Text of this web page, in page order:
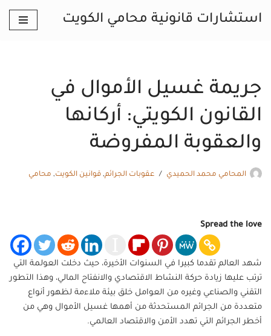
استشارات قانونية محامي الكويت
جريمة غسيل الأموال في
القانون الكويتي: أركانها
والعقوبة المفروضة
المحامي محمد الحميدي عقوبات الجرائم, قوانين الكويت, محامي
Spread the love
شهد العالم تقدما كبيرا في السنوات الأخيرة، حيث دخلت العولمة التي
ترتب عليها زيادة حركة النشاط الاقتصادي والانفتاح المالي، وهذا التطور
التقني والصناعي وغيره من العوامل خلق بيئة ملاءمة لظهور أنواع
متعددة من الجرائم المستحدثة من أهمها غسيل الأموال وهي من
أخطر الجرائم التي تهدد الأمن والاقتصاد العالمي.